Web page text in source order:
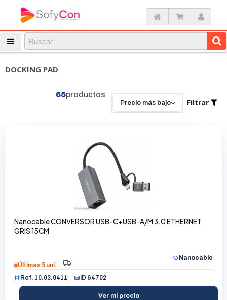
DOCKING PAD
Filtrar
Precio más bajo
65productos
Nanocable CONVERSOR USB-C+USB-A/M 3.0 ETHERNET
GRIS 15CM
Nanocable
Últimas 5 uni.
Ref. 10.03.0411
ID 64702
Ver mi precio